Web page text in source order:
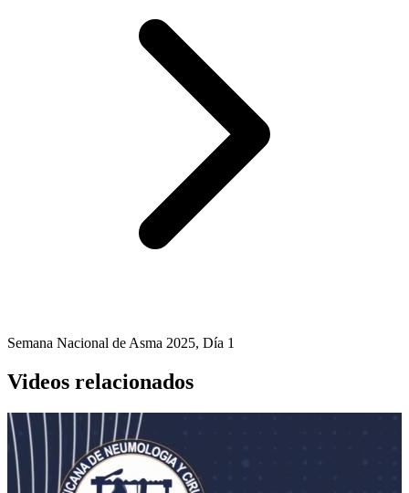
Semana Nacional de Asma 2025, Día 1
Videos relacionados